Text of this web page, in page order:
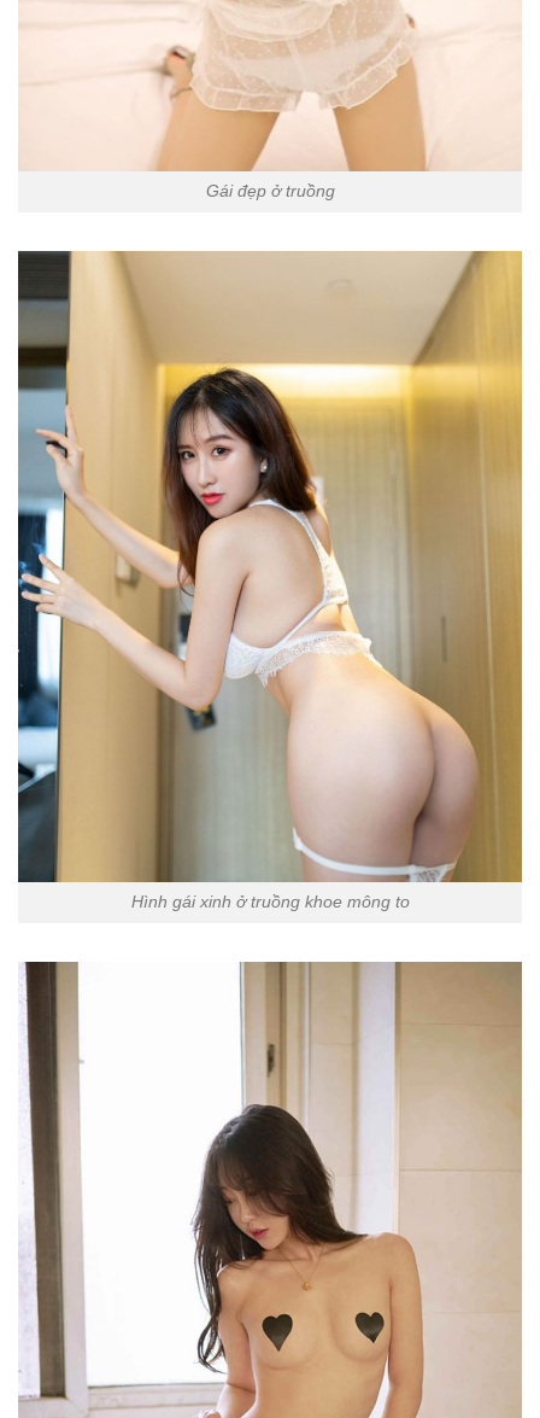
Gái đẹp ở truồng
Hình gái xinh ở truồng khoe mông to